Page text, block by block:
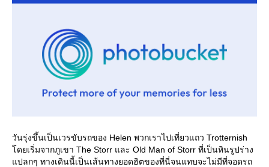
วันรุ่งขึ้นเป็นเวรขับรถของ Helen พวกเราไปเที่ยวแถว Trotternish
ดยเริ่มจากภูเขา The Storr และ Old Man of Storr ที่เป็นหินรูปร่าง
ปลกๆ ทางเดินนี้เป็นเส้นทางยอดฮิตของที่นี่จนแทบจะไม่มีที่จอดรถ